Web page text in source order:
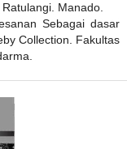
Manado.
Sebagai dasar
Collection. Fakultas